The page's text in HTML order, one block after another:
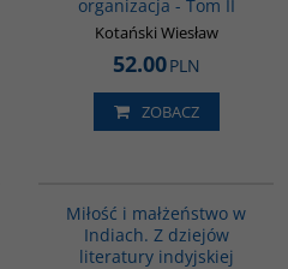
organizacja - Tom II
Kotański Wiesław
52.00PLN
ZOBACZ
Miłość i małżeństwo w
Indiach. Z dziejów
literatury indyjskiej